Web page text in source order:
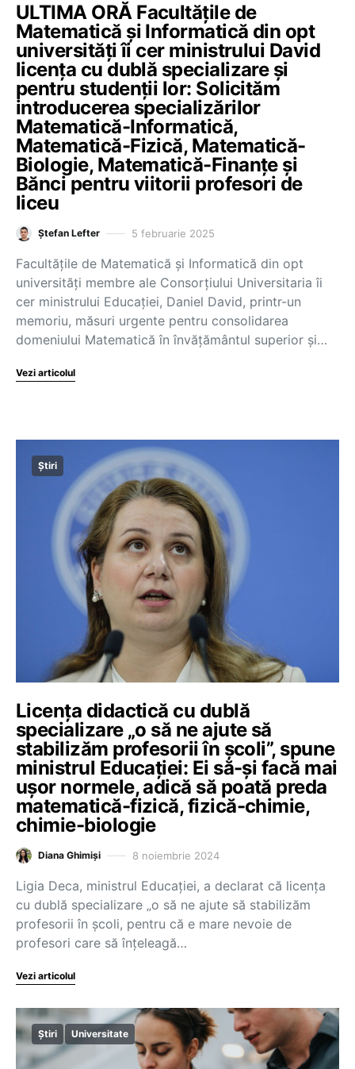
ULTIMA ORĂ Facultățile de
Matematică și Informatică din opt
universități îi cer ministrului David
licența cu dublă specializare și
pentru studenții lor: Solicităm
introducerea specializărilor
Matematică-Informatică,
Matematică-Fizică, Matematică-
Biologie, Matematică-Finanțe și
Bănci pentru viitorii profesori de
liceu
Ștefan Lefter 5 februarie 2025
Facultățile de Matematică și Informatică din opt
universități membre ale Consorțiului Universitaria îi
cer ministrului Educației, Daniel David, printr-un
memoriu, măsuri urgente pentru consolidarea
domeniului Matematică în învățământul superior și…
Vezi articolul
Știri
Licența didactică cu dublă
specializare „o să ne ajute să
stabilizăm profesorii în școli”, spune
ministrul Educației: Ei să-și facă mai
ușor normele, adică să poată preda
matematică-fizică, fizică-chimie,
chimie-biologie
Diana Ghimiși 8 noiembrie 2024
Ligia Deca, ministrul Educației, a declarat că licența
cu dublă specializare „o să ne ajute să stabilizăm
profesorii în școli, pentru că e mare nevoie de
profesori care să înțeleagă…
Vezi articolul
Știri Universitate